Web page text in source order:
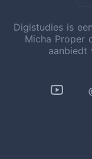
Digistudies is
Micha Proper
aanbiedt